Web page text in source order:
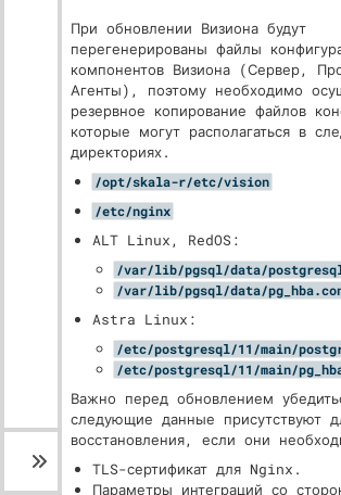
При обновлении Визиона будут
перегенерированы файлы
компонентов Визиона (Сервер,
Агенты), поэтому необходимо
резервное копирование файлов
которые могут располагаться в
директориях.
/opt/skala-r/etc/vision
/etc/nginx
ALT Linux, RedOS:
/var/lib/pgsql/data/
/var/lib/pgsql/data/
Astra Linux:
/etc/postgresql/11/main/
/etc/postgresql/11/main/
Важно перед обновлением
следующие данные присутствуют
восстановления, если они
TLS-сертификат для Nginx.
Параметры интеграций со